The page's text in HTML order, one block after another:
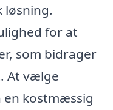
løsning.
for at
som bidrager
At vælge
en kostmæssig